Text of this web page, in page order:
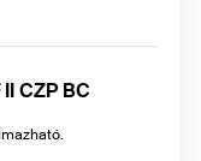
CZP BC